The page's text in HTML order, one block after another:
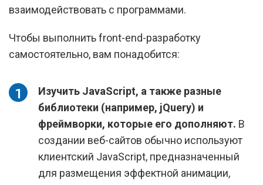
взаимодействовать с программами.
Чтобы выполнить front-end-разработку
самостоятельно, вам понадобится:
Изучить JavaScript, а также разные
библиотеки (например, jQuery) и
фреймворки, которые его дополняют. В
создании веб-сайтов обычно используют
клиентский JavaScript, предназначенный
для размещения эффектной анимации,